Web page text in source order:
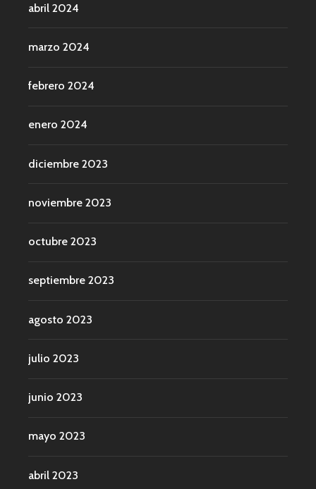
abril 2024
marzo 2024
febrero 2024
enero 2024
diciembre 2023
noviembre 2023
octubre 2023
septiembre 2023
agosto 2023
julio 2023
junio 2023
mayo 2023
abril 2023